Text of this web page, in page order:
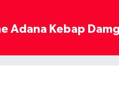
Adana Kebap